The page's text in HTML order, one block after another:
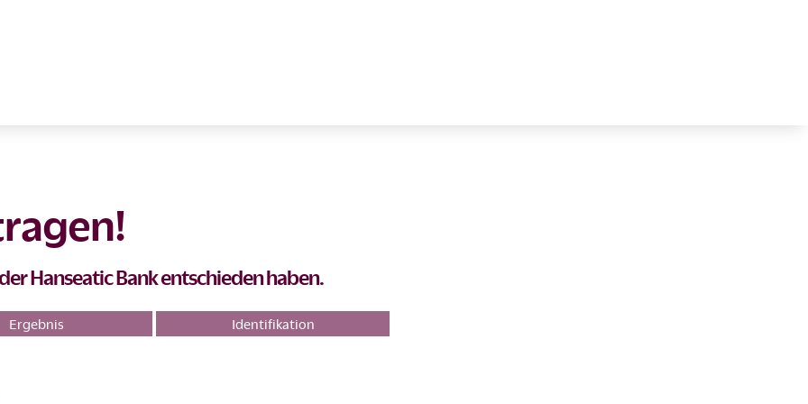
Hanseatic Bank entschieden haben.
Ergebnis Identifikation